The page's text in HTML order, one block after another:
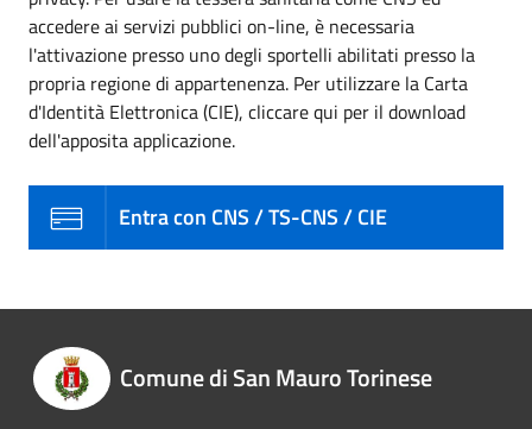
accedere ai servizi pubblici on-line, è necessaria
l'attivazione presso uno degli sportelli abilitati presso la
propria regione di appartenenza. Per utilizzare la Carta
d'Identità Elettronica (CIE), cliccare qui per il download
dell'apposita applicazione.
Entra con CNS / TS-CNS / CIE
Comune di San Mauro Torinese